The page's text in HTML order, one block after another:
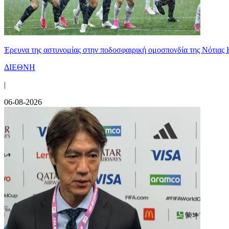
Έρευνα της αστυνομίας στην ποδοσφαιρική ομοσπονδία της
ΔΙΕΘΝΗ
|
06-08-2026